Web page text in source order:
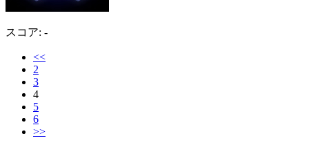
スコア: -
<<
2
3
4
5
6
>>